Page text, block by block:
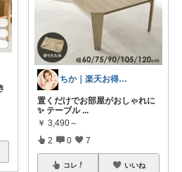
ちか｜楽天お得ROOM🛍️
置くだけでお部屋がおしゃれに
✨ テーブル ...
￥ 3,490～
2 0 7
コレ いいね